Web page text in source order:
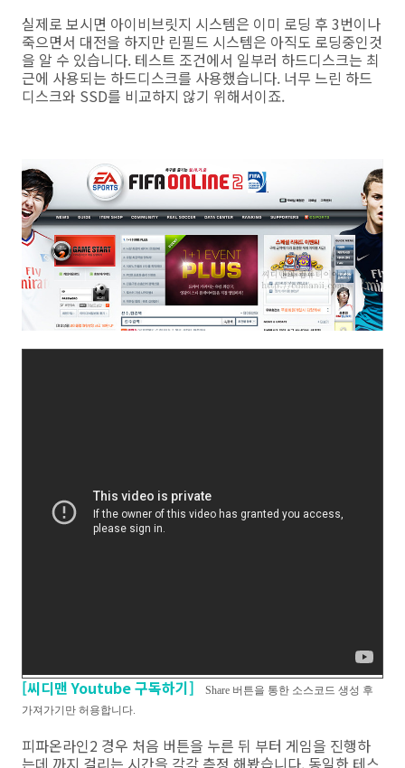
실제로 보시면 아이비브릿지 시스템은 이미 로딩 후 3번이나
죽으면서 대전을 하지만 린필드 시스템은 아직도 로딩중인것
을 알 수 있습니다. 테스트 조건에서 일부러 하드디스크는 최
근에 사용되는 하드디스크를 사용했습니다. 너무 느린 하드
디스크와 SSD를 비교하지 않기 위해서이죠.
[씨디맨 Youtube 구독하기]
Share 버튼을 통한 소스코드 생성 후
가져가기만 허용합니다.
피파온라인2 경우 처음 버튼을 누른 뒤 부터 게임을 진행하
는데 까지 걸리는 시간을 각각 측정 해봤습니다. 동일한 테스